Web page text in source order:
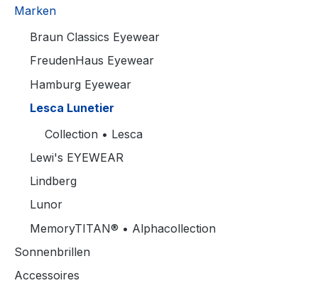
Marken
Braun Classics Eyewear
FreudenHaus Eyewear
Hamburg Eyewear
Lesca Lunetier
Collection • Lesca
Lewi's EYEWEAR
Lindberg
Lunor
MemoryTITAN® • Alphacollection
Sonnenbrillen
Accessoires